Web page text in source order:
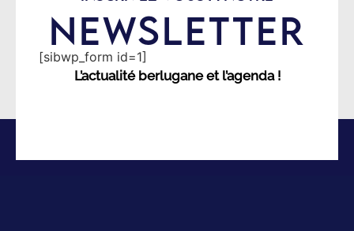
NEWSLETTER
[sibwp_form id=1]
L’actualité berlugane et l’agenda !